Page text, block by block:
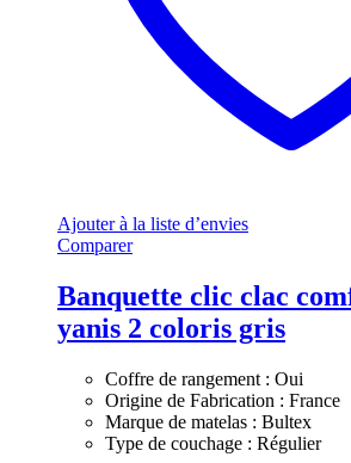
Ajouter à la liste d’envies
Comparer
Banquette clic clac
yanis 2 coloris gris
Coffre de rangement : Oui
Origine de Fabrication : France
Marque de matelas : Bultex
Type de couchage : Régulier